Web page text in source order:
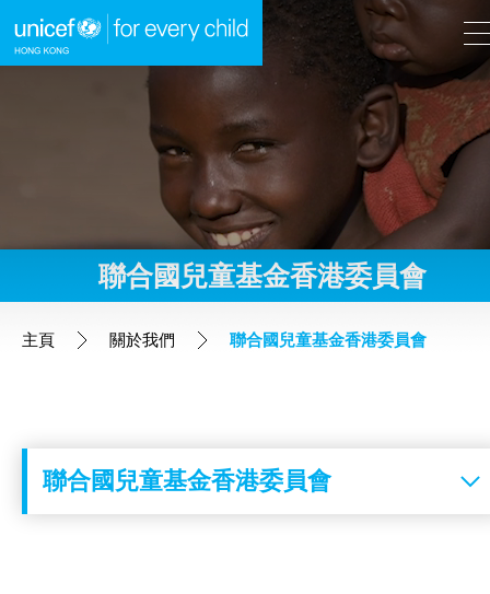
跳到內容（按回車鍵）
EN
聯合國兒童基金香港委員會
主頁 關於我們 聯合國兒童基金香港委員會